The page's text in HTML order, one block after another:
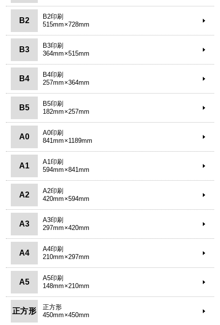
B2
B2印刷
515mm×728mm
B3
B3印刷
364mm×515mm
B4
B4印刷
257mm×364mm
B5
B5印刷
182mm×257mm
A0
A0印刷
841mm×1189mm
A1
A1印刷
594mm×841mm
A2
A2印刷
420mm×594mm
A3
A3印刷
297mm×420mm
A4
A4印刷
210mm×297mm
A5
A5印刷
148mm×210mm
正方形
正方形
450mm×450mm